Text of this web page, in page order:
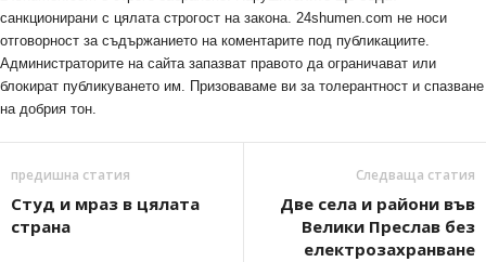
санкционирани с цялата строгост на закона. 24shumen.com не носи
отговорност за съдържанието на коментарите под публикациите.
Администраторите на сайта запазват правото да ограничават или
блокират публикуването им. Призоваваме ви за толерантност и спазване
на добрия тон.
предишна статия
Студ и мраз в цялата
страна
Следваща статия
Две села и райони във
Велики Преслав без
електрозахранване